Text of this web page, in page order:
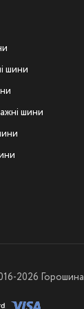
шини
шини
2026 Горошина